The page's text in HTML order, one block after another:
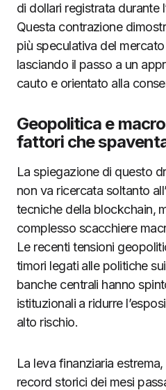
di dollari registrata durante
Questa contrazione
più speculativa del
lasciando il passo a un
cauto e orientato alla
Geopolitica e
fattori che
La spiegazione di questo
non va ricercata soltanto
tecniche della blockchain,
complesso scacchiere
Le recenti tensioni
timori legati alle politiche
banche centrali hanno
istituzionali a ridurre
alto rischio.
La leva finanziaria
record storici dei mesi